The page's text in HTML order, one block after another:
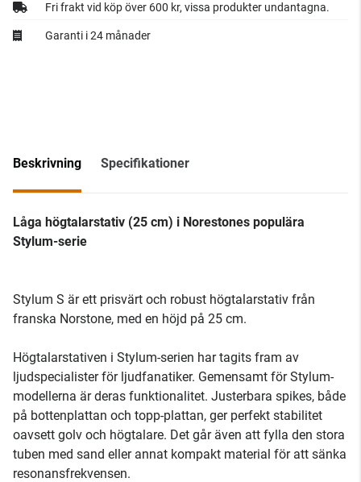
Fri frakt vid köp över 600 kr, vissa produkter undantagna.
Garanti i 24 månader
Beskrivning Specifikationer
Låga högtalarstativ (25 cm) i Norestones populära
Stylum-serie
Stylum S är ett prisvärt och robust högtalarstativ från
franska Norstone, med en höjd på 25 cm.
Högtalarstativen i Stylum-serien har tagits fram av
ljudspecialister för ljudfanatiker. Gemensamt för Stylum-
modellerna är deras funktionalitet. Justerbara spikes, både
på bottenplattan och topp-plattan, ger perfekt stabilitet
oavsett golv och högtalare. Det går även att fylla den stora
tuben med sand eller annat kompakt material för att sänka
resonansfrekvensen.